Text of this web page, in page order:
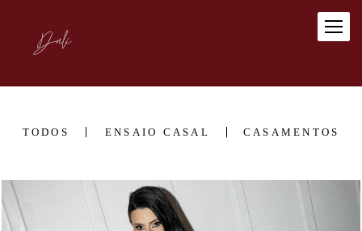
TODOS ENSAIO CASAL CASAMENTOS